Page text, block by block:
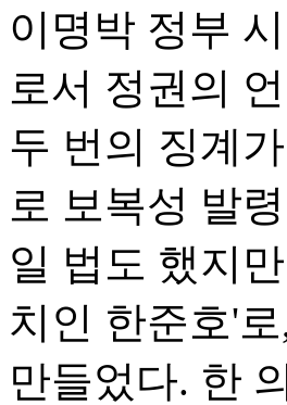
이명박 정부
로서 정권의
두 번의 징계
로 보복성 발
일 법도 했지
치인 한준호'
만들었다. 한